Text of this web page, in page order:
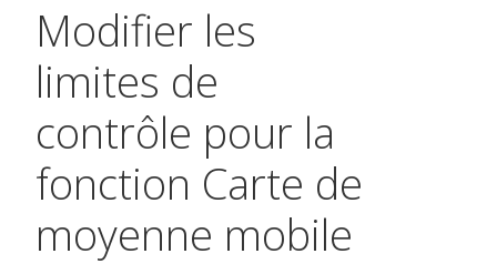
Modifier les
limites de
contrôle pour la
fonction Carte de
moyenne mobile